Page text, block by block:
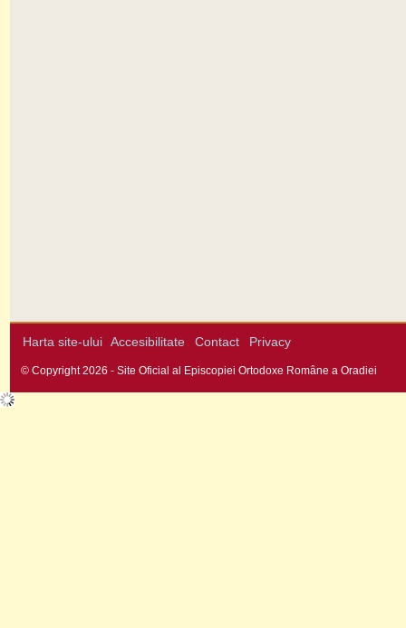
Harta site-ului Accesibilitate Contact Privacy
© Copyright 2026 - Site Oficial al Episcopiei Ortodoxe Române a Oradiei